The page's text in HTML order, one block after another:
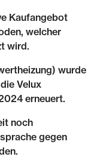
Kaufangebot
welcher
wird.
wurde
Velux
erneuert.
noch
gegen